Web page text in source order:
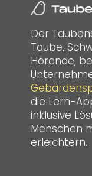
Der
Taube,
Hörende,
die Lern-
inklusive
Menschen
erleichtern.